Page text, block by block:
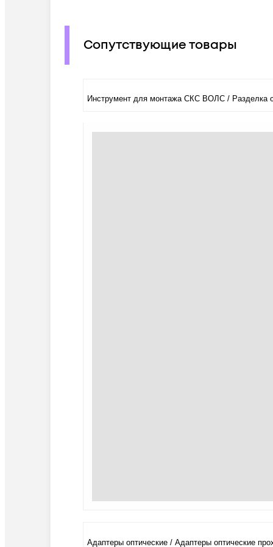
Сопутствующие товары
Инструмент для монтажа СКС ВОЛС / Разделка
Адаптеры оптические / Адаптеры оптические